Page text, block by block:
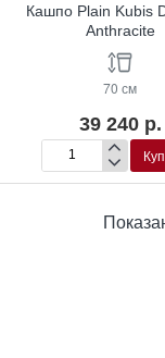
Кашпо Plain Kubis
Anthracite
70 см
39 240 р.
Кашпо
Plain